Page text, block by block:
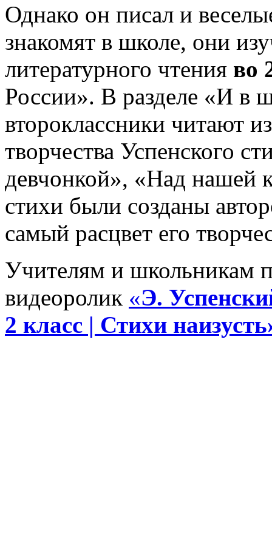
Однако он писал и
знакомят в школе, они
литературного чтения во
России». В разделе «И в
второклассники читают
творчества Успенского
девчонкой», «Над нашей
стихи были созданы
самый расцвет его
Учителям и школьникам
видеоролик «Э.
2 класс | Стихи